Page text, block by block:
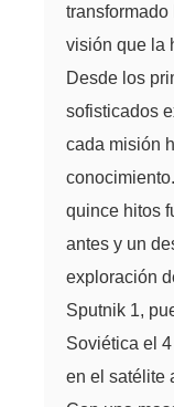
visión que la
Desde los
sofisticados
cada misión
quince hitos
antes y un
exploración
Sputnik 1,
Soviética el
en el satélite